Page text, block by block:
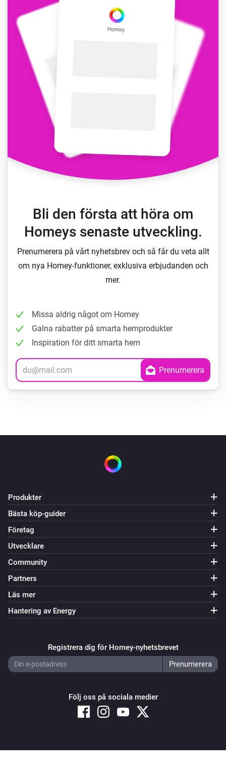
Bli den första att höra om
Homeys senaste utveckling.
Prenumerera på vårt nyhetsbrev och så får du veta allt
om nya Homey-funktioner, exklusiva erbjudanden och
mer.
Missa aldrig något om Homey
Galna rabatter på smarta hemprodukter
Inspiration för ditt smarta hem
Produkter
Bästa köp-guider
Företag
Utvecklare
Community
Partners
Läs mer
Hantering av Energy
Registrera dig för Homey-nyhetsbrevet
Följ oss på sociala medier